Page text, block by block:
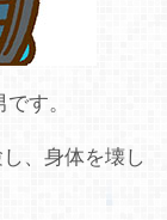
す。
、身体を壊し